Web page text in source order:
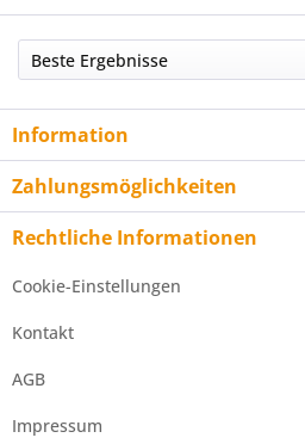
Information
Zahlungsmöglichkeiten
Rechtliche Informationen
Cookie-Einstellungen
Kontakt
AGB
Impressum